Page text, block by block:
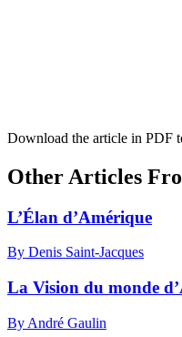
Download the article in PDF
Other Articles
L’Élan d’Amérique
By Denis Saint-Jacques
La Vision du monde
By André Gaulin